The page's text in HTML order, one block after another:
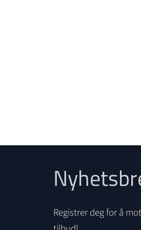
Registrer deg for å